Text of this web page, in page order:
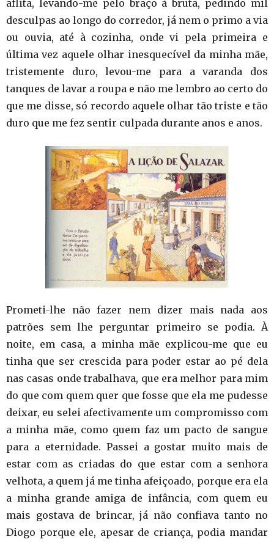
aflita, levando-me pelo braço à bruta, pedindo mil
desculpas ao longo do corredor, já nem o primo a via
ou ouvia, até à cozinha, onde vi pela primeira e
última vez aquele olhar inesquecível da minha mãe,
tristemente duro, levou-me para a varanda dos
tanques de lavar a roupa e não me lembro ao certo do
que me disse, só recordo aquele olhar tão triste e tão
duro que me fez sentir culpada durante anos e anos.
Prometi-lhe não fazer nem dizer mais nada aos
patrões sem lhe perguntar primeiro se podia. À
noite, em casa, a minha mãe explicou-me que eu
tinha que ser crescida para poder estar ao pé dela
nas casas onde trabalhava, que era melhor para mim
do que com quem quer que fosse que ela me pudesse
deixar, eu selei afectivamente um compromisso com
a minha mãe, como quem faz um pacto de sangue
para a eternidade. Passei a gostar muito mais de
estar com as criadas do que estar com a senhora
velhota, a quem já me tinha afeiçoado, porque era ela
a minha grande amiga de infância, com quem eu
mais gostava de brincar, já não confiava tanto no
Diogo porque ele, apesar de criança, podia mandar